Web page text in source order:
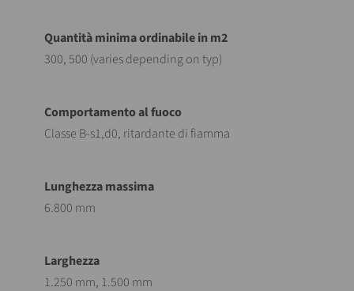
300, 500 (varies depending on typ)
Classe B-s1,d0, ritardante di fiamma
6.800 mm
1.250 mm, 1.500 mm